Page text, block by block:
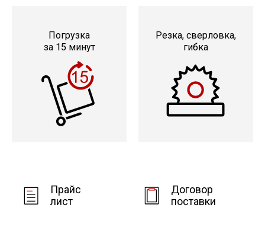
Погрузка
за 15 минут
Резка, сверловка,
гибка
Прайс
лист
Договор
поставки